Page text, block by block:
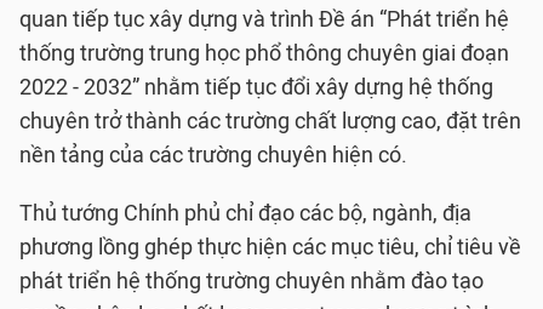
quan tiếp tục xây dựng và trình Đề án “Phát triển hệ
thống trường trung học phổ thông chuyên giai đoạn
2022 - 2032” nhằm tiếp tục đổi xây dựng hệ thống
chuyên trở thành các trường chất lượng cao, đặt trên
nền tảng của các trường chuyên hiện có.
Thủ tướng Chính phủ chỉ đạo các bộ, ngành, địa
phương lồng ghép thực hiện các mục tiêu, chỉ tiêu về
phát triển hệ thống trường chuyên nhằm đào tạo